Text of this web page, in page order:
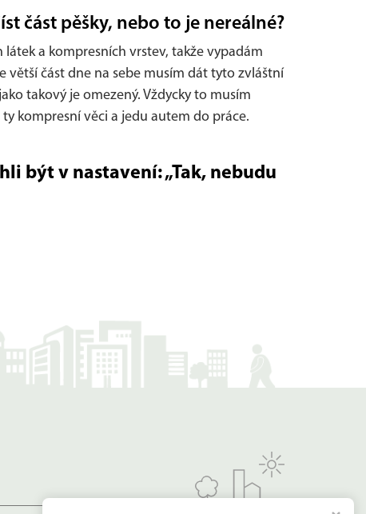
část pěšky, nebo to je nereálné?
a kompresních vrstev, takže vypadám
větší část dne na sebe musím dát tyto zvláštní
takový je omezený. Vždycky to musím
kompresní věci a jedu autem do práce.
být v nastavení: „Tak, nebudu